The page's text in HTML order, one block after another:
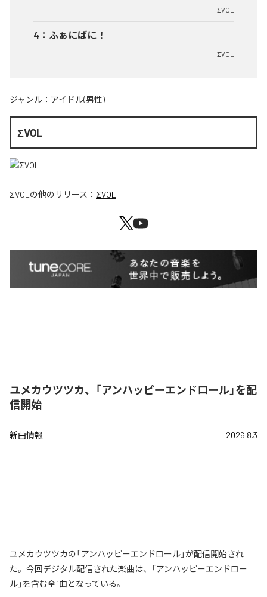
ΣVOL
4 ： ふぁにばに！
ΣVOL
ジャンル： アイドル(男性)
ΣVOL
ΣVOL の他のリリース： ΣVOL
ユメカウツツカ、「アンハッピーエンドロール」を配
信開始
新曲情報 2026.8.3
ユメカウツツカの「アンハッピーエンドロール」が配信開始され
た。今回デジタル配信された楽曲は、「アンハッピーエンドロー
ル」を含む全1曲となっている。